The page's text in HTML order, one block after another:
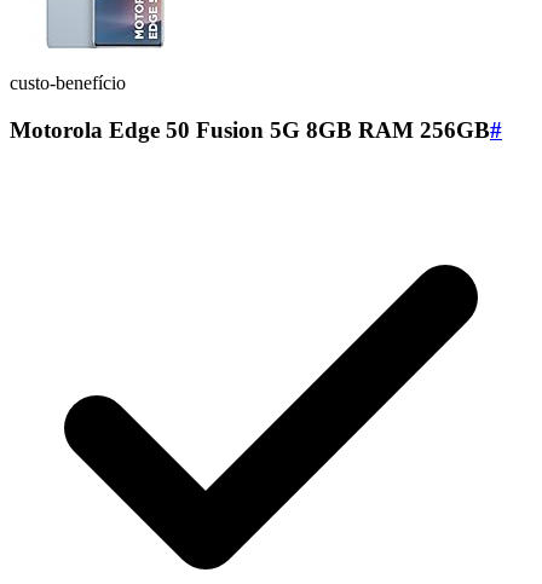
custo-benefício
Motorola Edge 50 Fusion 5G 8GB RAM 256GB#